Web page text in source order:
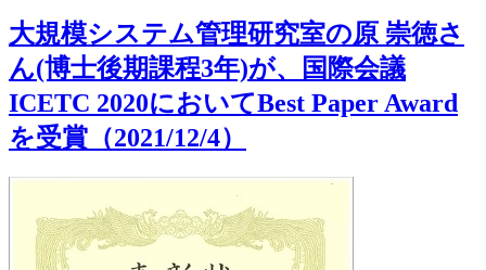
⼤規模システム管理研究室の原 崇徳さ
ん(博士後期課程3年)が、国際会議
ICETC 2020においてBest Paper Award
を受賞（2021/12/4）